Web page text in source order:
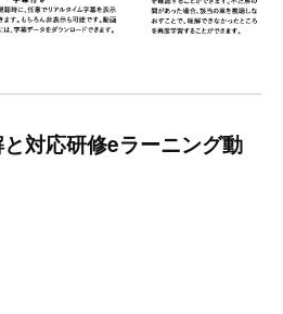
対応研修eラーニング動